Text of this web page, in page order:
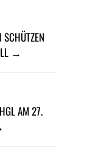
→
AM 27.